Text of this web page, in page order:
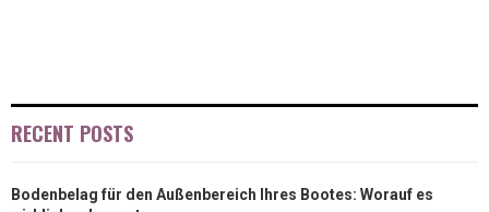
RECENT POSTS
Bodenbelag für den Außenbereich Ihres Bootes: Worauf es